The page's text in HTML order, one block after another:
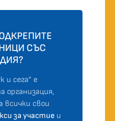
СЪС
и сега” е
организация,
всички свои
за участиеи